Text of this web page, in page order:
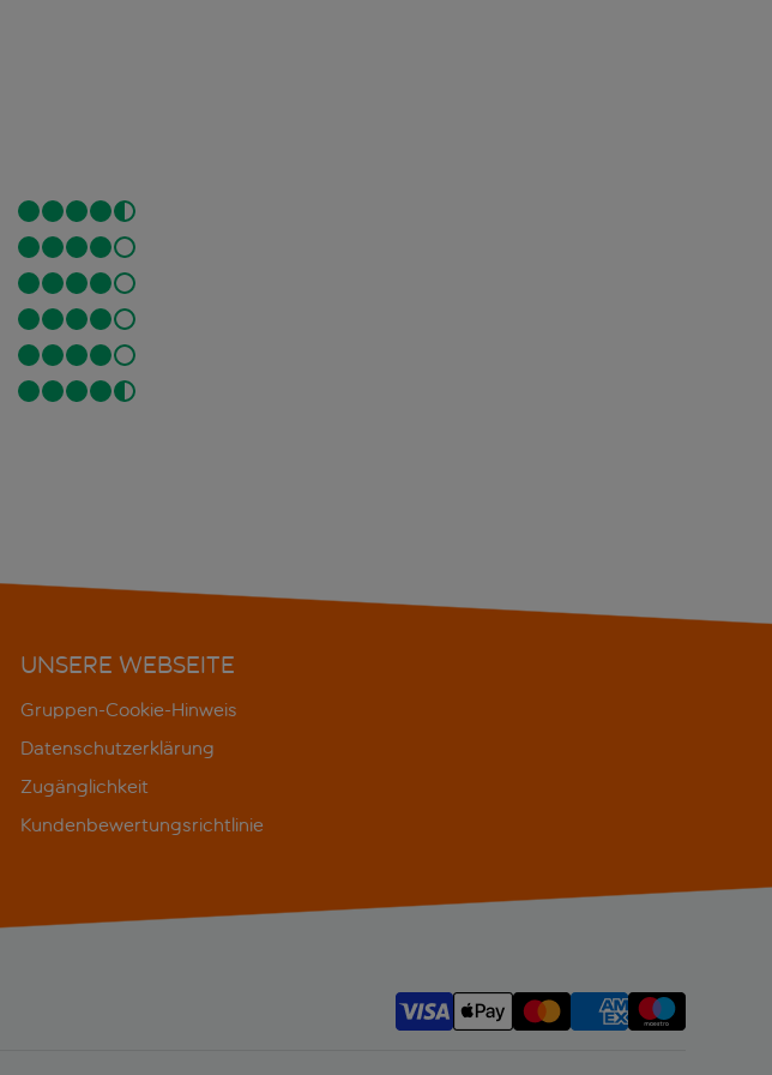
UNSERE WEBSEITE
Gruppen-Cookie-Hinweis
Datenschutzerklärung
Zugänglichkeit
Kundenbewertungsrichtlinie